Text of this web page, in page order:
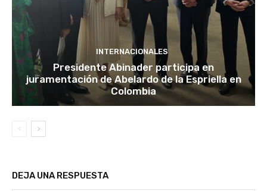
INTERNACIONALES
Presidente Abinader participa en
juramentación de Abelardo de la Espriella en
Colombia
DEJA UNA RESPUESTA